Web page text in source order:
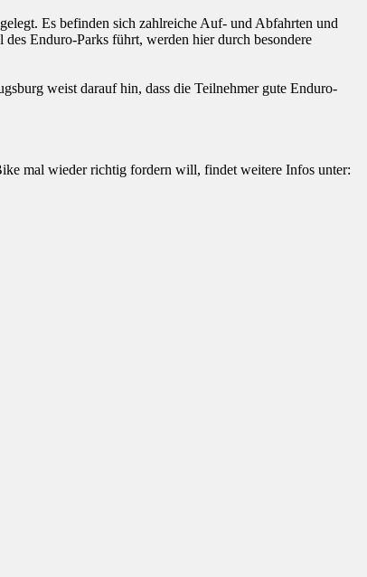
Es befinden sich zahlreiche Auf- und Abfahrten und
Enduro-Parks führt, werden hier durch besondere
weist darauf hin, dass die Teilnehmer gute Enduro-
mal wieder richtig fordern will, findet weitere Infos unter: